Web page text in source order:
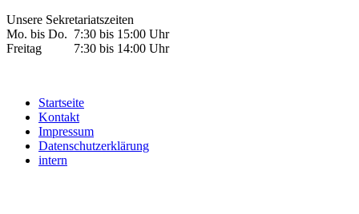
Unsere Sekretariatszeiten
Mo. bis Do. 7:30 bis 15:00 Uhr
Freitag 7:30 bis 14:00 Uhr
Startseite
Kontakt
Impressum
Datenschutzerklärung
intern